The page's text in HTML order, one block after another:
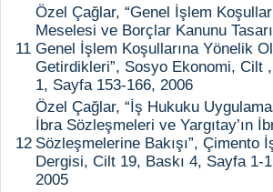
11
Özel Çağlar, “Genel İşlem
Meselesi ve Borçlar Kanunu
Genel İşlem Koşullarına Yönelik
Getirdikleri”, Sosyo Ekonomi, Cilt ,
1, Sayfa 153-166, 2006
12
Özel Çağlar, “İş Hukuku
İbra Sözleşmeleri ve Yargıtay’ın
Sözleşmelerine Bakışı”, Çimento
Dergisi, Cilt 19, Baskı 4, Sayfa 1-
2005